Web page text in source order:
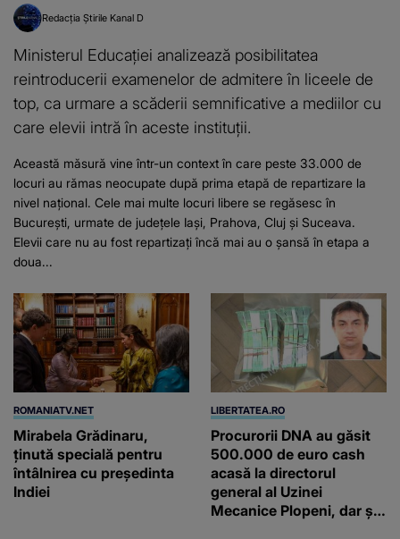
Redacția Știrile Kanal D
Ministerul Educației analizează posibilitatea
reintroducerii examenelor de admitere în liceele de
top, ca urmare a scăderii semnificative a mediilor cu
care elevii intră în aceste instituții.
Această măsură vine într-un context în care peste 33.000 de
locuri au rămas neocupate după prima etapă de repartizare la
nivel național. Cele mai multe locuri libere se regăsesc în
București, urmate de județele Iași, Prahova, Cluj și Suceava.
Elevii care nu au fost repartizați încă mai au o șansă în etapa a
doua...
ROMANIATV.NET
Mirabela Grădinaru,
ţinută specială pentru
întâlnirea cu preşedinta
Indiei
LIBERTATEA.RO
Procurorii DNA au găsit
500.000 de euro cash
acasă la directorul
general al Uzinei
Mecanice Plopeni, dar și